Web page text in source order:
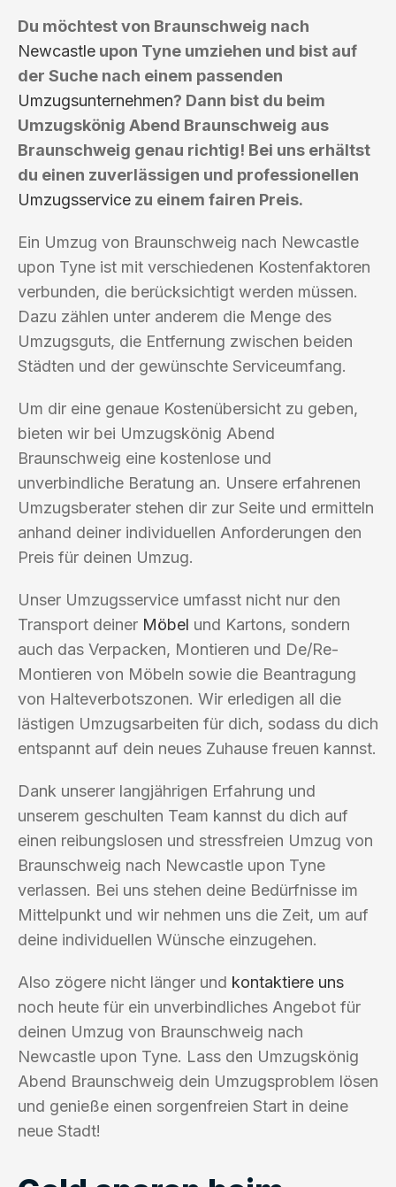
Du möchtest von Braunschweig nach
Newcastle upon Tyne umziehen und bist auf
der Suche nach einem passenden
Umzugsunternehmen? Dann bist du beim
Umzugskönig Abend Braunschweig aus
Braunschweig genau richtig! Bei uns erhältst
du einen zuverlässigen und professionellen
Umzugsservice zu einem fairen Preis.
Ein Umzug von Braunschweig nach Newcastle
upon Tyne ist mit verschiedenen Kostenfaktoren
verbunden, die berücksichtigt werden müssen.
Dazu zählen unter anderem die Menge des
Umzugsguts, die Entfernung zwischen beiden
Städten und der gewünschte Serviceumfang.
Um dir eine genaue Kostenübersicht zu geben,
bieten wir bei Umzugskönig Abend
Braunschweig eine kostenlose und
unverbindliche Beratung an. Unsere erfahrenen
Umzugsberater stehen dir zur Seite und ermitteln
anhand deiner individuellen Anforderungen den
Preis für deinen Umzug.
Unser Umzugsservice umfasst nicht nur den
Transport deiner Möbel und Kartons, sondern
auch das Verpacken, Montieren und De/Re-
Montieren von Möbeln sowie die Beantragung
von Halteverbotszonen. Wir erledigen all die
lästigen Umzugsarbeiten für dich, sodass du dich
entspannt auf dein neues Zuhause freuen kannst.
Dank unserer langjährigen Erfahrung und
unserem geschulten Team kannst du dich auf
einen reibungslosen und stressfreien Umzug von
Braunschweig nach Newcastle upon Tyne
verlassen. Bei uns stehen deine Bedürfnisse im
Mittelpunkt und wir nehmen uns die Zeit, um auf
deine individuellen Wünsche einzugehen.
Also zögere nicht länger und kontaktiere uns
noch heute für ein unverbindliches Angebot für
deinen Umzug von Braunschweig nach
Newcastle upon Tyne. Lass den Umzugskönig
Abend Braunschweig dein Umzugsproblem lösen
und genieße einen sorgenfreien Start in deine
neue Stadt!